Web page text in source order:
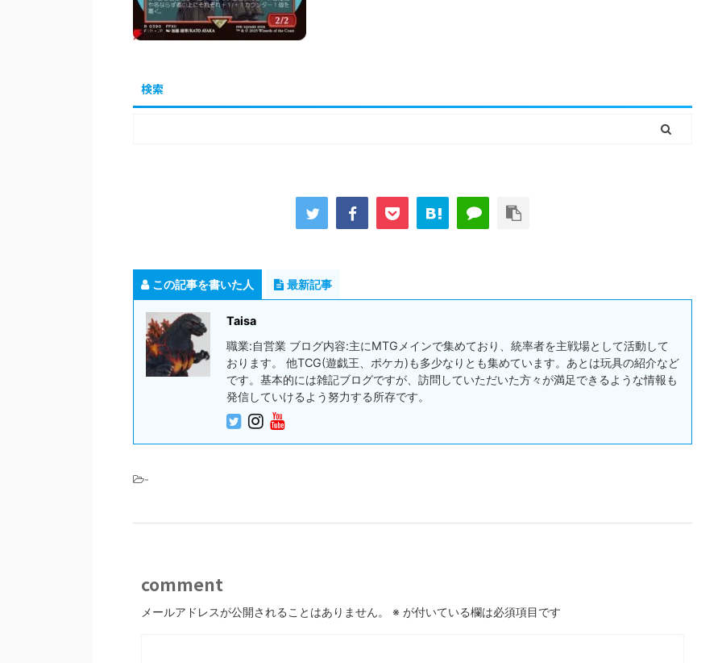
検索
この記事を書いた人 最新記事
Taisa
職業:自営業 ブログ内容:主にMTGメインで集めており、統率者を主戦場として活動して
おります。 他TCG(遊戯王、ポケカ)も多少なりとも集めています。あとは玩具の紹介など
です。基本的には雑記ブログですが、訪問していただいた方々が満足できるような情報も
発信していけるよう努力する所存です。
-
comment
メールアドレスが公開されることはありません。 ※ が付いている欄は必須項目です